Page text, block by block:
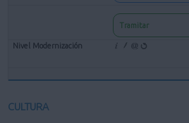
Tramitar
CULTURA